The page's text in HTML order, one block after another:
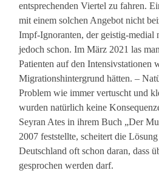
entsprechenden Viertel zu fahren.
mit einem solchen Angebot nicht
Impf-Ignoranten, der geistig-medial
jedoch schon. Im März 2021 las
Patienten auf den Intensivstationen
Migrationshintergrund hätten. –
Problem wie immer vertuscht und
wurden natürlich keine
Seyran Ates in ihrem Buch „Der
2007 feststellte, scheitert die
Deutschland oft schon daran, dass
gesprochen werden darf.